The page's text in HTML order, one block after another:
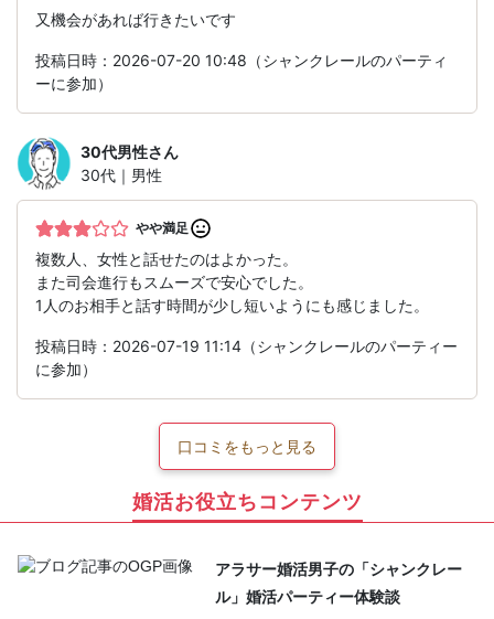
又機会があれば行きたいです
投稿日時：2026-07-20 10:48（シャンクレールのパーティ
ーに参加）
30代男性さん
30代｜男性
やや満足
複数人、女性と話せたのはよかった。
また司会進行もスムーズで安心でした。
1人のお相手と話す時間が少し短いようにも感じました。
投稿日時：2026-07-19 11:14（シャンクレールのパーティー
に参加）
口コミをもっと見る
婚活お役立ちコンテンツ
アラサー婚活男子の「シャンクレー
ル」婚活パーティー体験談